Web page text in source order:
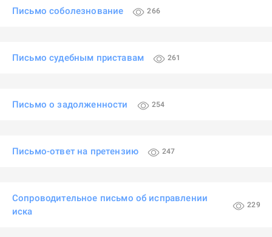
Письмо соболезнование 266
Письмо судебным приставам 261
Письмо о задолженности 254
Письмо-ответ на претензию 247
Сопроводительное письмо об исправлении
иска
229